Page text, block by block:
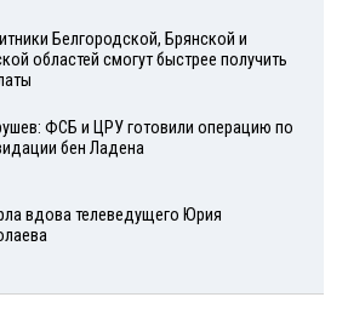
Белгородской, Брянской и
областей смогут быстрее получить
ФСБ и ЦРУ готовили операцию по
бен Ладена
вдова телеведущего Юрия